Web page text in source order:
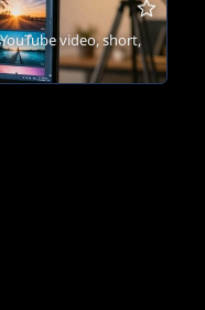
video, short,